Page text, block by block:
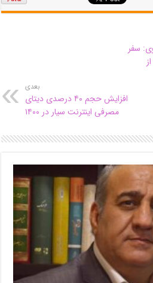
سفر
بعدی
افزایش حجم ۴۰ درصدی دیتای
مصرفی اینترنت سیار در ۱۴۰۰